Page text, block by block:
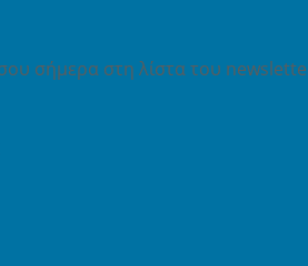
σήμερα στη λίστα του